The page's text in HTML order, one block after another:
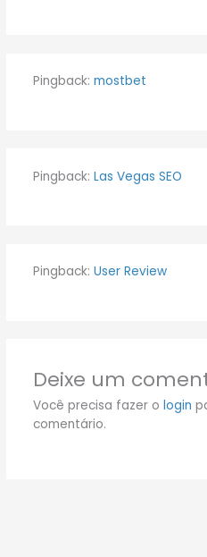
Pingback: mostbet
Pingback: Las Vegas SEO
Pingback: User Review
Deixe um
Você precisa fazer o login
comentário.